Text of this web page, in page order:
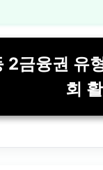
2금융권 유
회